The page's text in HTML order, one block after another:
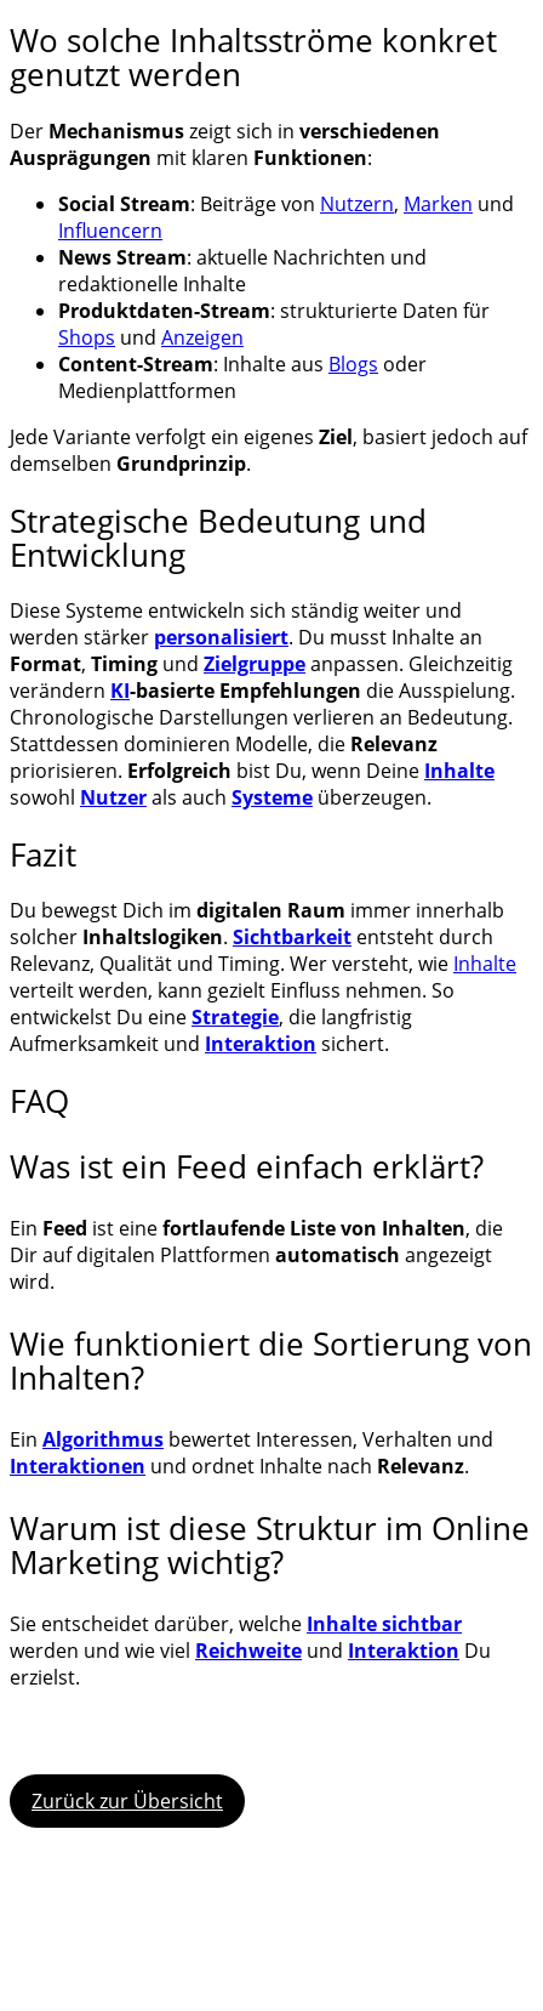
Wo solche Inhaltsströme konkret
genutzt werden
Der Mechanismuszeigt sich in verschiedenen
Ausprägungen mit klaren Funktionen:
Social Stream: Beiträge von Nutzern, Marken und
Influencern
News Stream: aktuelle Nachrichten und
redaktionelle Inhalte
Produktdaten-Stream: strukturierte Daten für
Shops und Anzeigen
Content-Stream: Inhalte aus Blogs oder
Medienplattformen
Jede Variante verfolgt ein eigenes Ziel, basiert jedoch auf
demselben Grundprinzip.
Strategische Bedeutung und
Entwicklung
Diese Systeme entwickeln sich ständig weiter und
werden stärker personalisiert. Du musst Inhalte an
Format, Timing und Zielgruppeanpassen. Gleichzeitig
verändern KI-basierte Empfehlungen die Ausspielung.
Chronologische Darstellungen verlieren an Bedeutung.
Stattdessen dominieren Modelle, die Relevanz
priorisieren. Erfolgreich bist Du, wenn Deine Inhalte
sowohl Nutzerals auch Systeme überzeugen.
Fazit
Du bewegst Dich im digitalen Raum immer innerhalb
solcher Inhaltslogiken. Sichtbarkeit entsteht durch
Relevanz, Qualität und Timing. Wer versteht, wie Inhalte
verteilt werden, kann gezielt Einfluss nehmen. So
entwickelst Du eineStrategie, die langfristig
Aufmerksamkeit und Interaktion sichert.
FAQ
Was ist ein Feed einfach erklärt?
Ein Feed ist einefortlaufende Liste von Inhalten, die
Dir auf digitalen Plattformen automatisch angezeigt
wird.
Wie funktioniert die Sortierung von
Inhalten?
Ein Algorithmus bewertet Interessen, Verhalten und
Interaktionen und ordnet Inhalte nach Relevanz.
Warum ist diese Struktur im Online
Marketing wichtig?
Sie entscheidet darüber, welche Inhalte sichtbar
werden und wie viel Reichweite und Interaktion Du
erzielst.
Zurück zur Übersicht